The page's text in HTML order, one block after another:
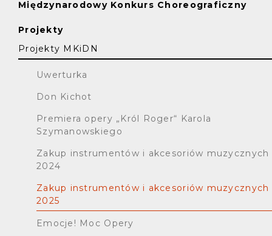
Międzynarodowy Konkurs Choreograficzny
Projekty
Projekty MKiDN
Uwerturka
Don Kichot
Premiera opery „Król Roger“ Karola
Szymanowskiego
Zakup instrumentów i akcesoriów muzycznych
2024
Zakup instrumentów i akcesoriów muzycznych
2025
Emocje! Moc Opery